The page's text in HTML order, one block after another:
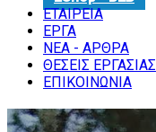
ΕΤΑΙΡΕΙΑ
ΕΡΓΑ
ΝΕΑ - ΑΡΘΡΑ
ΘΕΣΕΙΣ ΕΡΓΑΣΙΑΣ
ΕΠΙΚΟΙΝΩΝΙΑ